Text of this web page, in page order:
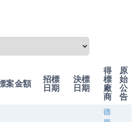
案金額
招標
日期
決標
日期
得
標
廠
商
原
始
公
告
德